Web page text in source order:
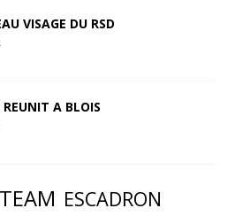
VISAGE DU RSD
REUNIT A BLOIS
ESCADRON